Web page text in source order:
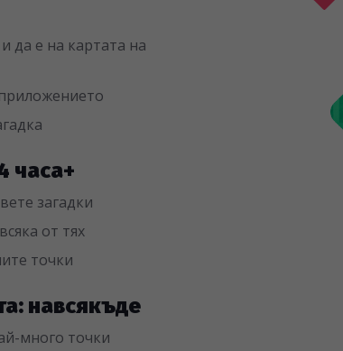
да е на картата на
часа+
загадки
от тях
точки
навсякъде
много точки